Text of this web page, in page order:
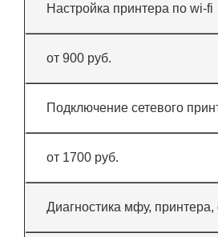
Настройка принтера по wi-fi
от 900 руб.
Подключение сетевого
от 1700 руб.
Диагностика мфу, принтера,